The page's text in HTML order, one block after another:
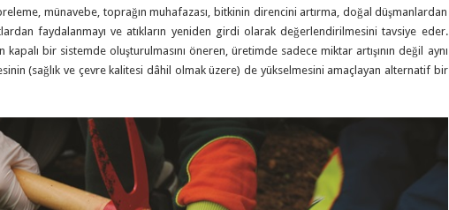
münavebe, toprağın muhafazası, bitkinin direncini artırma, doğal düşmanlardan
faydalanmayı ve atıkların yeniden girdi olarak değerlendirilmesini tavsiye eder.
kapalı bir sistemde oluşturulmasını öneren, üretimde sadece miktar artışının değil aynı
(sağlık ve çevre kalitesi dâhil olmak üzere) de yükselmesini amaçlayan alternatif bir